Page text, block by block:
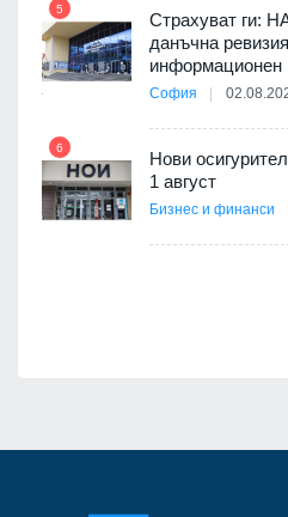
5
Страхуват ги:
данъчна
информационен
София
6
Нови
1 август
Бизнес и финанси